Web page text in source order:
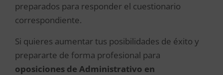
preparados para responder el cuestionario
correspondiente.
Si quieres aumentar tus posibilidades de éxito y
prepararte de forma profesional para
oposiciones de Administrativo en